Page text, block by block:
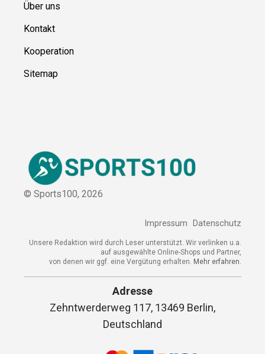
Über uns
Kontakt
Kooperation
Sitemap
© Sports100, 2026
Impressum Datenschutz
Unsere Redaktion wird durch Leser unterstützt. Wir verlinken u.a.
auf ausgewählte Online-Shops und Partner,
von denen wir ggf. eine Vergütung erhalten. Mehr erfahren.
Adresse
Zehntwerderweg 117, 13469 Berlin,
Deutschland